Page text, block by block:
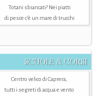
Totani sbiancati? Nei piatti
di pesce c'è un mare di trucchi
SCUOLE & CORSI
Centro velico di Caprera,
tutti i segreti di acqua e vento